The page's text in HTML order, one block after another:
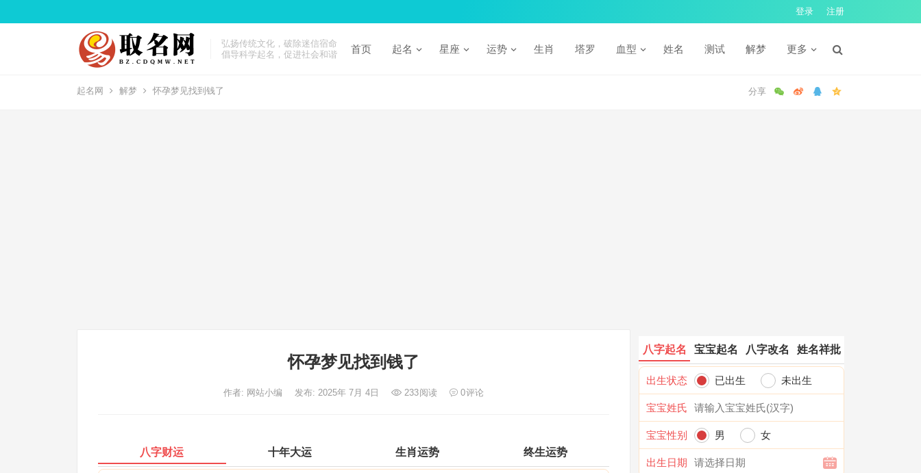
登录 注册
弘扬传统文化，破除迷信宿命
倡导科学起名，促进社会和谐
首页 起名 星座 运势 生肖 塔罗 血型 姓名 测试 解梦 更多
起名网 解梦 怀孕梦见找到钱了
怀孕梦见找到钱了
作者: 网站小编 发布: 2025年 7月 4日 233阅读 0评论
八字财运 十年大运 生肖运势 终生运势
八字起名 宝宝起名 八字改名 姓名祥批
出生状态 已出生 未出生
宝宝姓氏
宝宝性别 男 女
出生日期